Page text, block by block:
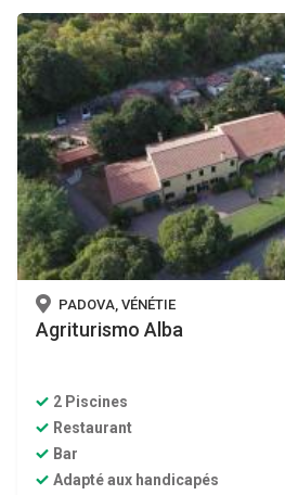
PADOVA, VÉNÉTIE
Agriturismo Alba
2 Piscines
Restaurant
Bar
Adapté aux handicapés